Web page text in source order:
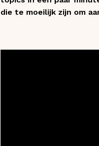
die te moeilijk zijn om